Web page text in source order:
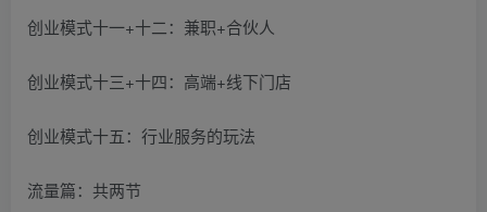
创业模式十一+十二：兼职+合伙人
创业模式十三+十四：高端+线下门店
创业模式十五：行业服务的玩法
流量篇：共两节